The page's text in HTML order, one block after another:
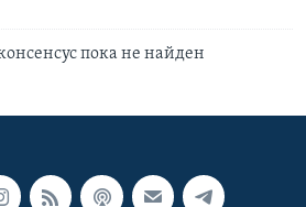
пока не найден